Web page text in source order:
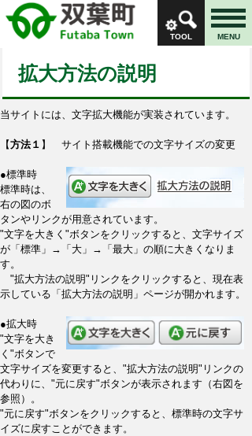
TOOL MENU
拡大方法の説明
当サイトには、文字拡大機能が実装されています。
【方法１ 】 サイト搭載機能での文字サイズの変更
●標準時
標準時は、
右の図のボ
タンやリンクが用意されています。
"文字を大きく"ボタンをクリックすると、文字サイズ
が「標準」→「大」→「最大」の順に大きくなりま
す。
"拡大方法の説明"リンクをクリックすると、現在表
示している「拡大方法の説明」ページが開かれます。
●拡大時
"文字を大き
く"ボタンで
文字サイズを変更すると、"拡大方法の説明"リンクの
代わりに、"元に戻す"ボタンが表示されます（右図を
参照）。
"元に戻す"ボタンをクリックすると、標準時の文字サ
イズに戻すことができます。